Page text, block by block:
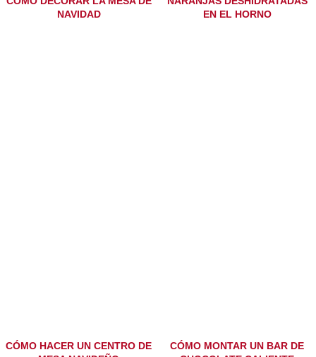
NAVIDAD
EN EL HORNO
CÓMO HACER UN CENTRO DE
CÓMO MONTAR UN BAR DE